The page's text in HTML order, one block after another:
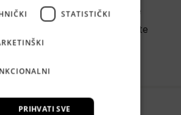
dobiti svakog mjeseca te
skalirati svoj business jer ćete
STATISTIČKI
PRIHVATI SVE